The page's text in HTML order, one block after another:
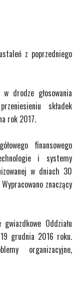
z poprzedniego
drodze głosowania
składek
rok 2017.
finansowego
i systemy
w dniach 30
znaczący
Oddziału
grudnia 2016 roku.
organizacyjne,